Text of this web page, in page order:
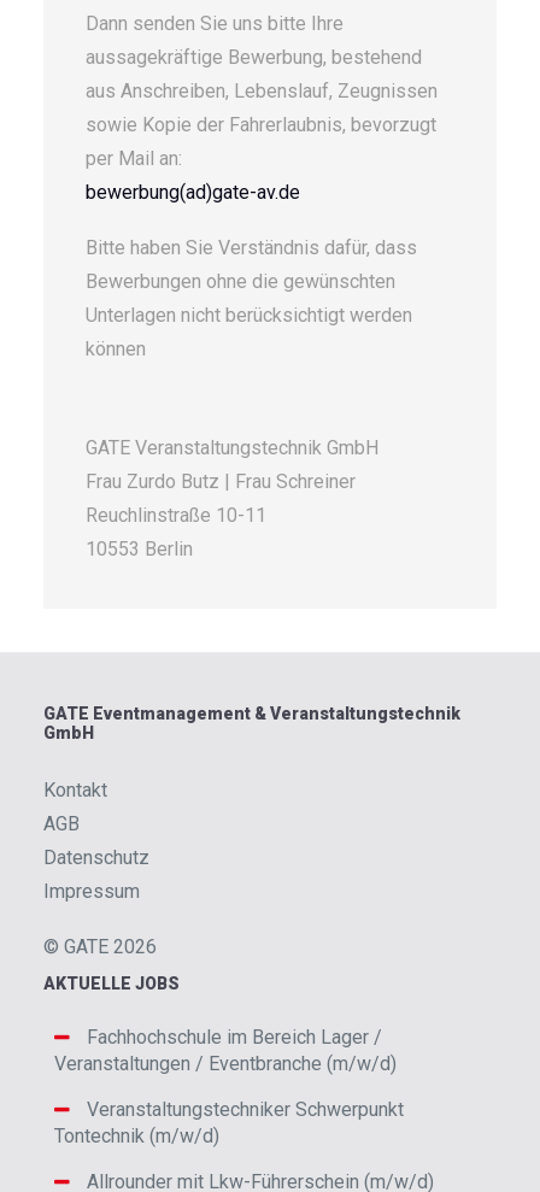
Dann senden Sie uns bitte Ihre
aussagekräftige Bewerbung, bestehend
aus Anschreiben, Lebenslauf, Zeugnissen
sowie Kopie der Fahrerlaubnis, bevorzugt
per Mail an:
bewerbung(ad)gate-av.de
Bitte haben Sie Verständnis dafür, dass
Bewerbungen ohne die gewünschten
Unterlagen nicht berücksichtigt werden
können
GATE Veranstaltungstechnik GmbH
Frau Zurdo Butz | Frau Schreiner
Reuchlinstraße 10-11
10553 Berlin
GATE Eventmanagement & Veranstaltungstechnik
GmbH
Kontakt
AGB
Datenschutz
Impressum
© GATE 2026
AKTUELLE JOBS
Fachhochschule im Bereich Lager /
Veranstaltungen / Eventbranche (m/w/d)
Veranstaltungstechniker Schwerpunkt
Tontechnik (m/w/d)
Allrounder mit Lkw-Führerschein (m/w/d)